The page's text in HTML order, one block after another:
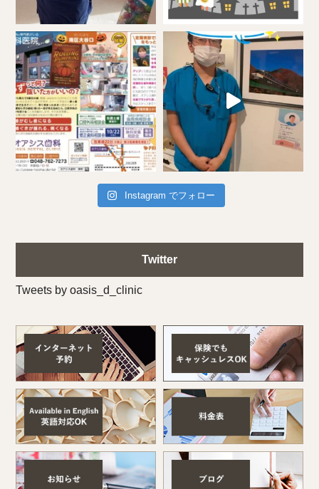
Instagram でフォロー
Twitter
Tweets by oasis_d_clinic